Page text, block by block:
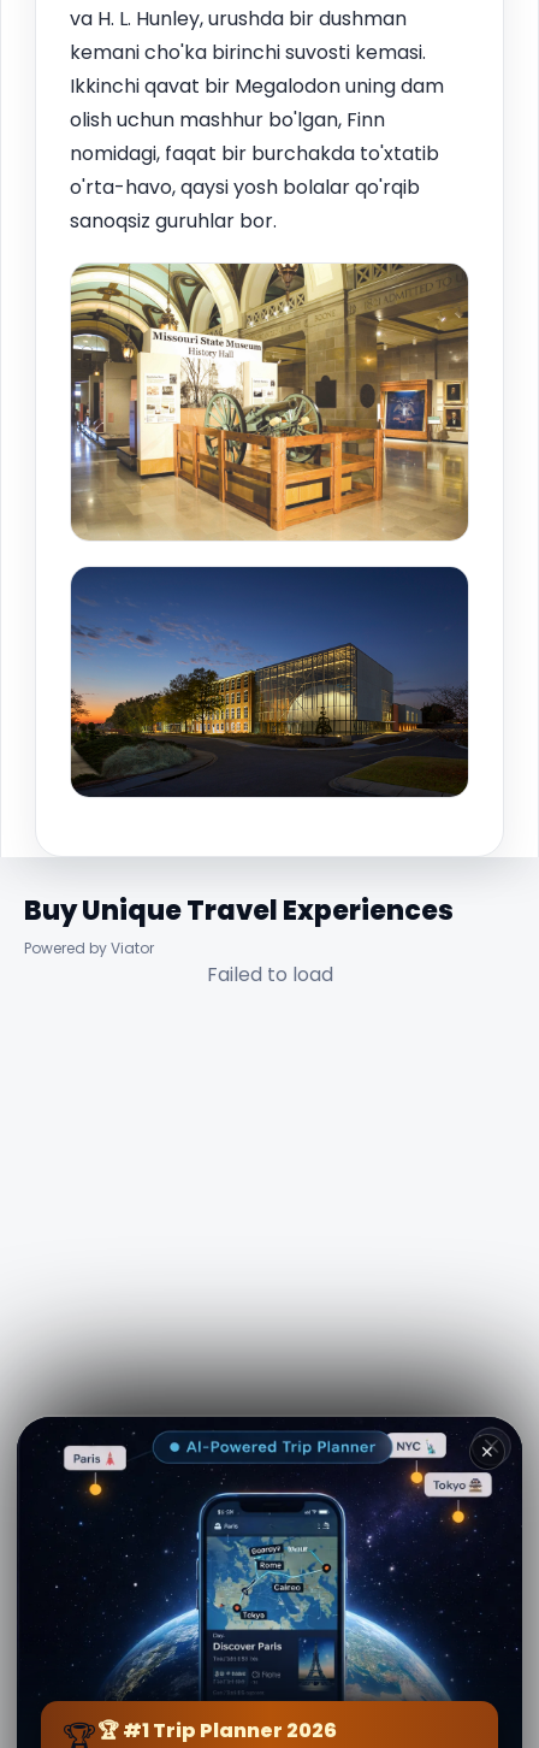
va H. L. Hunley, urushda bir dushman
kemani cho'ka birinchi suvosti kemasi.
Ikkinchi qavat bir Megalodon uning dam
olish uchun mashhur bo'lgan, Finn
nomidagi, faqat bir burchakda to'xtatib
o'rta-havo, qaysi yosh bolalar qo'rqib
sanoqsiz guruhlar bor.
Buy Unique Travel Experiences
Powered by Viator
Failed to load
See more onViator.com
✕
🏆🏆 #1 Trip Planner 2026